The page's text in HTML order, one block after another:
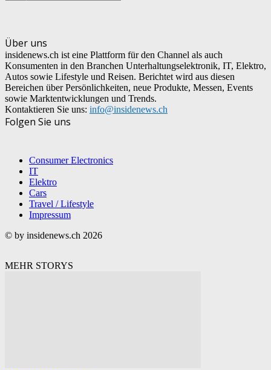
Über uns
insidenews.ch ist eine Plattform für den Channel als auch
Konsumenten in den Branchen Unterhaltungselektronik, IT, Elektro,
Autos sowie Lifestyle und Reisen. Berichtet wird aus diesen
Bereichen über Persönlichkeiten, neue Produkte, Messen, Events
sowie Marktentwicklungen und Trends.
Kontaktieren Sie uns: info@insidenews.ch
Folgen Sie uns
Consumer Electronics
IT
Elektro
Cars
Travel / Lifestyle
Impressum
© by insidenews.ch 2026
MEHR STORYS